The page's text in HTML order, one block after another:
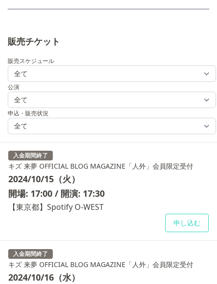
販売チケット
販売スケジュール
公演
申込・販売状況
キズ 来夢 OFFICIAL BLOG MAGAZINE「人外」会員限定受付
2024/10/15（火）
開場: 17:00 / 開演: 17:30
【東京都】Spotify O-WEST
入金期間終了
申し込む
キズ 来夢 OFFICIAL BLOG MAGAZINE「人外」会員限定受付
2024/10/16（水）
入金期間終了